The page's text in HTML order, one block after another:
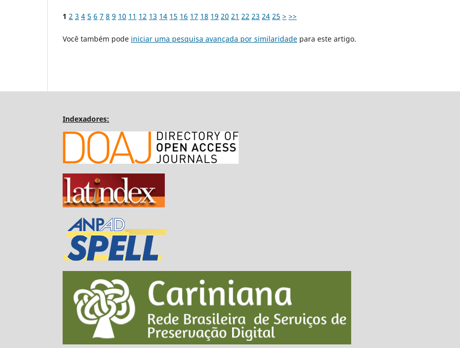
1 2 3 4 5 6 7 8 9 10 11 12 13 14 15 16 17 18 19 20 21 22 23 24 25 > >>
Você também pode iniciar uma pesquisa avançada por similaridade para este artigo.
Indexadores: